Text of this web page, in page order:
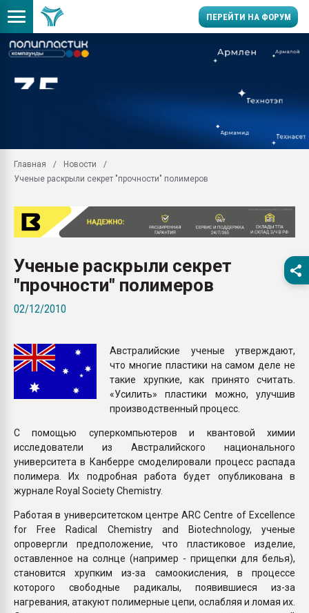
ПЕРЕЙТИ НА ФОРУМ
Вакуум-формовочные
ближайшее
28.07.2026
Всё, что касается
бутылок
Материал поверхности
вакуумного
ПЕРЕЙТИ НА
Главная
Новости
Ученые раскрыли секрет "прочности" полимеров
Ученые раскрыли секрет
"прочности" полимеров
02/12/2010
Австралийские ученые утверждают,
что многие пластики на самом деле не
такие хрупкие, как принято считать.
«Усилить» пластики можно, улучшив
производственный процесс.
С помощью суперкомпьютеров и квантовой химии
исследователи из Австралийского национального
университета в Канберре смоделировали процесс распада
полимера. Их подробная работа будет опубликована в
журнале Royal Society Chemistry.
Работая в университетском центре ARC Centre of Excellence
for Free Radical Chemistry and Biotechnology, ученые
опровергли предположение, что пластиковое изделие,
оставленное на солнце (например - прищепки для белья),
становится хрупким из-за самоокисления, в процессе
которого свободные радикалы, появившиеся из-за
нагревания, атакуют полимерные цепи, ослабляя и ломая их.